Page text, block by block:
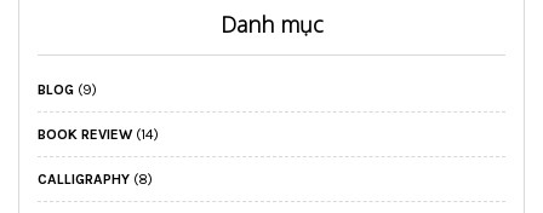
Danh mục
BLOG (9)
BOOK REVIEW (14)
CALLIGRAPHY (8)